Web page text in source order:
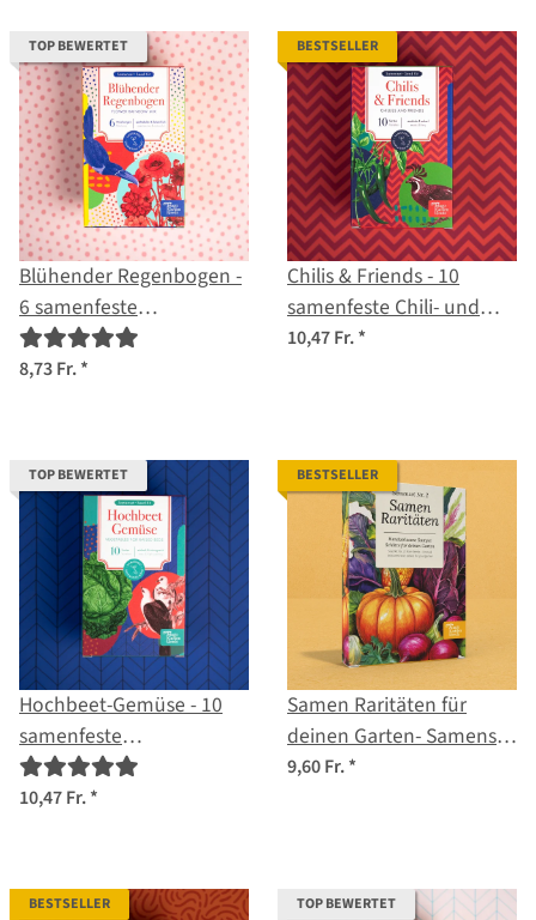
TOP BEWERTET
Blühender Regenbogen -
6 samenfeste
Blumenmischungen -
spektakulär & farbenfroh
8,73 Fr.*
BESTSELLER
Chilis & Friends - 10
samenfeste Chili- und
Kräutersorten - exotisch
10,47 Fr.*
TOP BEWERTET
Hochbeet-Gemüse - 10
samenfeste
Gemüsesorten - einfach &
ertragreich - Einsteiger-
10,47 Fr.*
BESTSELLER
Samen Raritäten für
deinen Garten- Samenset
Nr. 2
9,60 Fr.*
BESTSELLER TOP BEWERTET